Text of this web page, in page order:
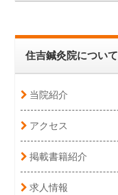
住吉鍼灸院について
当院紹介
アクセス
掲載書籍紹介
求人情報